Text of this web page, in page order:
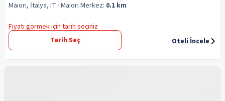
Maiori, İtalya, IT · Maiori Merkez: 0.1 km
Fiyatı görmek için tarih seçiniz
Tarih Seç
Oteli İncele